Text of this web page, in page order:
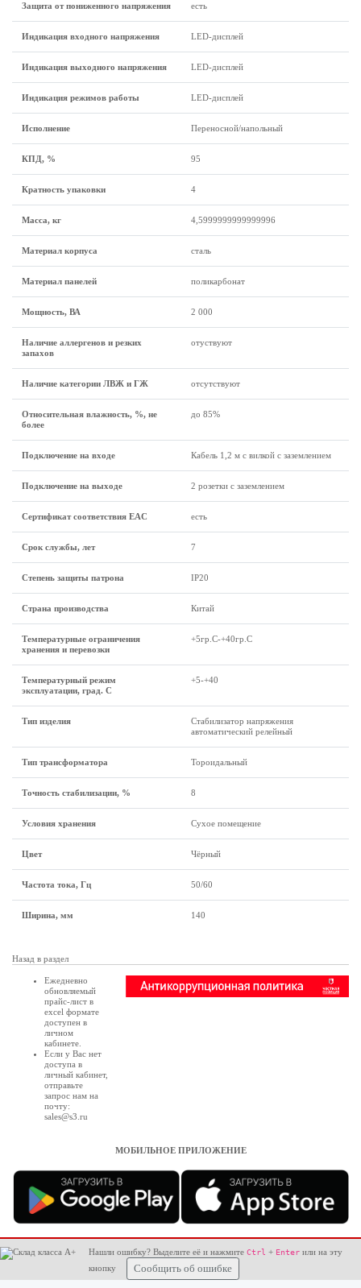
Защита от пониженного напряжения есть
Индикация входного напряжения LED-дисплей
Индикация выходного напряжения LED-дисплей
Индикация режимов работы LED-дисплей
Исполнение Переносной/напольный
КПД, % 95
Кратность упаковки 4
Масса, кг 4,5999999999999996
Материал корпуса сталь
Материал панелей поликарбонат
Мощность, ВА 2 000
Наличие аллергенов и резких
запахов
отуствуют
Наличие категории ЛВЖ и ГЖ отсутствуют
Относительная влажность, %, не
более
до 85%
Подключение на входе Кабель 1,2 м с вилкой с заземлением
Подключение на выходе 2 розетки с заземлением
Сертификат соответствия EAC есть
Срок службы, лет 7
Степень защиты патрона IP20
Страна производства Китай
Температурные ограничения
хранения и перевозки
+5гр.С-+40гр.С
Температурный режим
эксплуатации, град. С
+5-+40
Тип изделия
Стабилизатор напряжения
автоматический релейный
Тип трансформатора Тороидальный
Точность стабилизации, % 8
Условия хранения Сухое помещение
Цвет Чёрный
Частота тока, Гц 50/60
Ширина, мм 140
Назад в раздел
Ежедневно
обновляемый
прайс-лист в
excel формате
доступен в
личном
кабинете
Если у Вас нет
доступа в
личный кабинет,
отправьте
запрос нам на
почту:
sales@s3.ru
МОБИЛЬНОЕ ПРИЛОЖЕНИЕ
Нашли ошибку? Выделите её и нажмите Ctrl + Enter или на эту
кнопку
Сообщить об ошибке